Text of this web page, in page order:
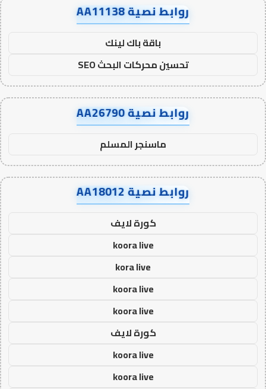
روابط نصية AA11138
باقة باك لينك
تحسين محركات البحث SEO
روابط نصية AA26790
ماسنجر المسلم
روابط نصية AA18012
كورة لايف
koora live
kora live
koora live
koora live
كورة لايف
koora live
koora live